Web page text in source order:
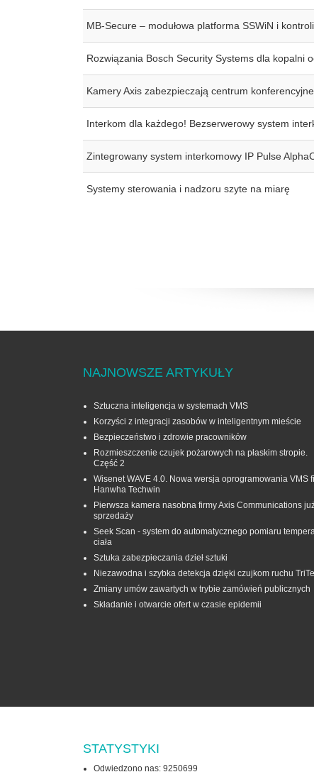
MB-Secure – modułowa platforma SSWiN i
Rozwiązania Bosch Security Systems dla kopalni
Kamery Axis zabezpieczają centrum
Interkom dla każdego! Bezserwerowy system
Zintegrowany system interkomowy IP Pulse
Systemy sterowania i nadzoru szyte na miarę
NAJNOWSZE ARTYKUŁY
Sztuczna inteligencja w systemach VMS
Korzyści z integracji zasobów w inteligentnym mieście
Bezpieczeństwo i zdrowie pracowników
Rozmieszczenie czujek pożarowych na płaskim stropie.
Część 2
Wisenet WAVE 4.0. Nowa wersja oprogramowania VMS
Hanwha Techwin
Pierwsza kamera nasobna firmy Axis Communications
sprzedaży
Seek Scan - system do automatycznego pomiaru
ciała
Sztuka zabezpieczania dzieł sztuki
Niezawodna i szybka detekcja dzięki czujkom ruchu
Zmiany umów zawartych w trybie zamówień publicznych
Składanie i otwarcie ofert w czasie epidemii
STATYSTYKI
Odwiedzono nas: 9250699